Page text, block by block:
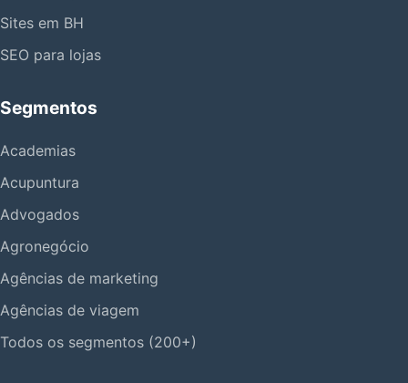
Sites em BH
SEO para lojas
Segmentos
Academias
Acupuntura
Advogados
Agronegócio
Agências de marketing
Agências de viagem
Todos os segmentos (200+)